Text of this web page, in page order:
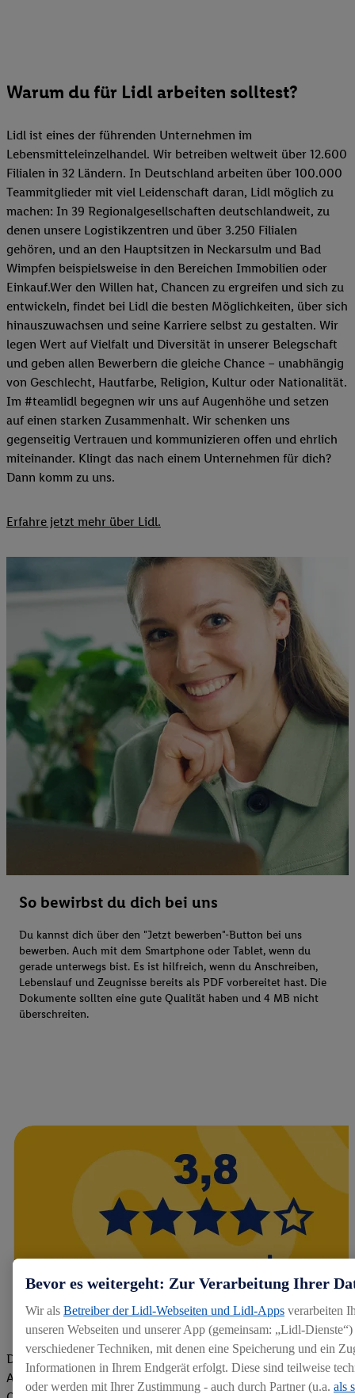
Warum du für Lidl arbeiten solltest?
Lidl ist eines der führenden Unternehmen im
Lebensmitteleinzelhandel. Wir betreiben weltweit über 12.600
Filialen in 32 Ländern. In Deutschland arbeiten über 100.000
Teammitglieder mit viel Leidenschaft daran, Lidl möglich zu
machen: In 39 Regionalgesellschaften deutschlandweit, zu
denen unsere Logistikzentren und über 3.250 Filialen
gehören, und an den Hauptsitzen in Neckarsulm und Bad
Wimpfen beispielsweise in den Bereichen Immobilien oder
Einkauf.Wer den Willen hat, Chancen zu ergreifen und sich zu
entwickeln, findet bei Lidl die besten Möglichkeiten, über sich
hinauszuwachsen und seine Karriere selbst zu gestalten. Wir
legen Wert auf Vielfalt und Diversität in unserer Belegschaft
und geben allen Bewerbern die gleiche Chance – unabhängig
von Geschlecht, Hautfarbe, Religion, Kultur oder Nationalität.
Im #teamlidl begegnen wir uns auf Augenhöhe und setzen
auf einen starken Zusammenhalt. Wir schenken uns
gegenseitig Vertrauen und kommunizieren offen und ehrlich
miteinander. Klingt das nach einem Unternehmen für dich?
Dann komm zu uns.​
Erfahre jetzt mehr über Lidl.
So bewirbst du dich bei uns
Du kannst dich über den "Jetzt bewerben"-Button bei uns
bewerben. Auch mit dem Smartphone oder Tablet, wenn du
gerade unterwegs bist. Es ist hilfreich, wenn du Anschreiben,
Lebenslauf und Zeugnisse bereits als PDF vorbereitet hast. Die
Dokumente sollten eine gute Qualität haben und 4 MB nicht
überschreiten.
Die Bewertungen von aktuellen und ehemaligen Mitarbeitern,
Azubis und externen Bewerbern haben uns zu einer Top
Bevor es weitergeht: Zur Verarbeitung Ihrer
Wir als Betreiber der Lidl-Webseiten und Lidl-Apps verarbeiten
unseren Webseiten und unserer App (gemeinsam: „Lidl-
verschiedener Techniken, mit denen eine Speicherung und ein
Informationen in Ihrem Endgerät erfolgt. Diese sind teilweise
oder werden mit Ihrer Zustimmung - auch durch Partner (u.a. als